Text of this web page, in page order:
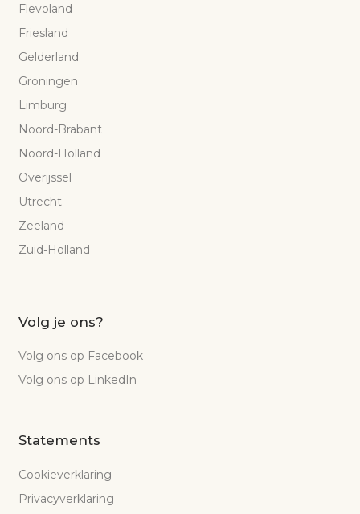
Flevoland
Friesland
Gelderland
Groningen
Limburg
Noord-Brabant
Noord-Holland
Overijssel
Utrecht
Zeeland
Zuid-Holland
Volg je ons?
Volg ons op Facebook
Volg ons op LinkedIn
Statements
Cookieverklaring
Privacyverklaring